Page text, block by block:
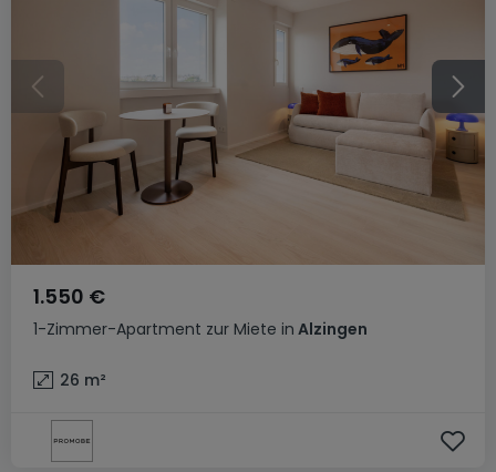
1-Zimmer-Apartment zur Miete in Alzingen
1.550 €
26 m²